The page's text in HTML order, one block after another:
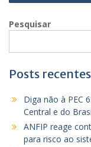
Pesquisar
Posts recentes
Diga não à PEC
Central e do
ANFIP reage
para risco ao